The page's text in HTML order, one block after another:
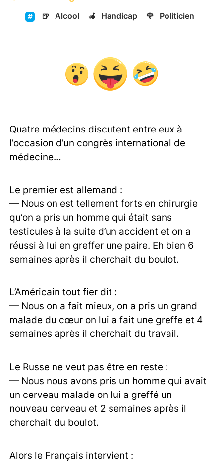
🍺 Alcool 🦽 Handicap 🌹 Politicien
Quatre médecins discutent entre eux à
l’occasion d’un congrès international de
médecine…
Le premier est allemand :
— Nous on est tellement forts en chirurgie
qu’on a pris un homme qui était sans
testicules à la suite d’un accident et on a
réussi à lui en greffer une paire. Eh bien 6
semaines après il cherchait du boulot.
L’Américain tout fier dit :
— Nous on a fait mieux, on a pris un grand
malade du cœur on lui a fait une greffe et 4
semaines après il cherchait du travail.
Le Russe ne veut pas être en reste :
— Nous nous avons pris un homme qui avait
un cerveau malade on lui a greffé un
nouveau cerveau et 2 semaines après il
cherchait du boulot.
Alors le Français intervient :